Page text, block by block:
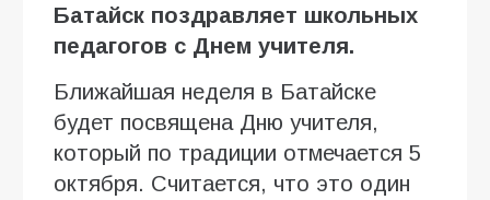
Батайск поздравляет школьных
педагогов с Днем учителя.
Ближайшая неделя в Батайске
будет посвящена Дню учителя,
который по традиции отмечается 5
октября. Считается, что это один